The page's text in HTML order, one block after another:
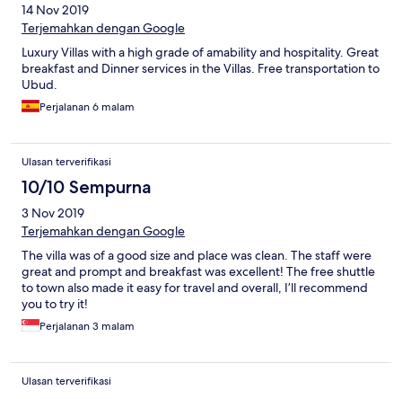
14 Nov 2019
Terjemahkan dengan Google
Luxury Villas with a high grade of amability and hospitality. Great
breakfast and Dinner services in the Villas. Free transportation to
Ubud.
Perjalanan 6 malam
Ulasan terverifikasi
10/10 Sempurna
3 Nov 2019
Terjemahkan dengan Google
The villa was of a good size and place was clean. The staff were
great and prompt and breakfast was excellent! The free shuttle
to town also made it easy for travel and overall, I’ll recommend
you to try it!
Perjalanan 3 malam
Ulasan terverifikasi